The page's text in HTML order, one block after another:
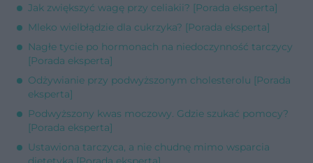
Jak zwiększyć wagę przy celiakii? [Porada eksperta]
Mleko wielbłądzie dla cukrzyka? [Porada eksperta]
Nagłe tycie po hormonach na niedoczynność tarczycy
[Porada eksperta]
Odżywianie przy podwyższonym cholesterolu [Porada
eksperta]
Podwyższony kwas moczowy. Gdzie szukać pomocy?
[Porada eksperta]
Ustawiona tarczyca, a nie chudnę mimo wsparcia